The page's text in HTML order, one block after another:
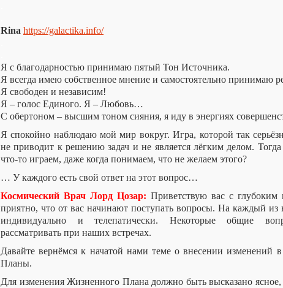
Rina https://galactika.info/
Я с благодарностью принимаю пятый Тон Источника.
Я всегда имею собственное мнение и самостоятельно принимаю
Я свободен и независим!
Я – голос Единого. Я – Любовь…
С обертоном – высшим тоном сияния, я иду в энергиях
Я спокойно наблюдаю мой мир вокруг. Игра, которой так
не приводит к решению задач и не является лёгким делом.
что-то играем, даже когда понимаем, что не желаем этого?
… У каждого есть свой ответ на этот вопрос…
Космический Врач Лорд Цозар: Приветствую вас с глубоким
приятно, что от вас начинают поступать вопросы. На каждый из
индивидуально и телепатически. Некоторые общие
рассматривать при наших встречах.
Давайте вернёмся к начатой нами теме о внесении изменений
Планы.
Для изменения Жизненного Плана должно быть высказано ясное,